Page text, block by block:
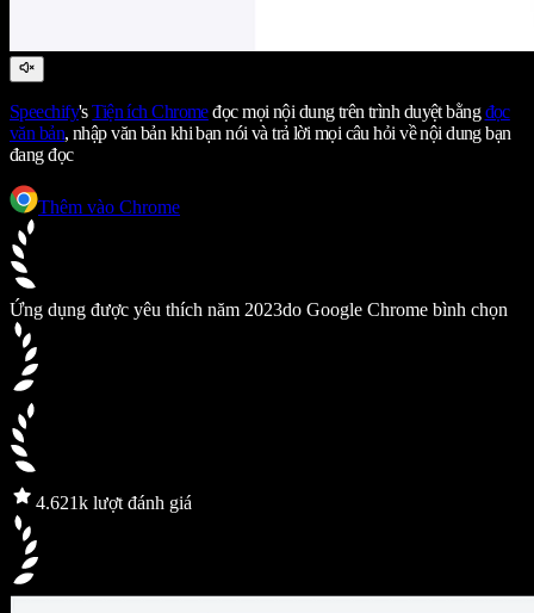
Speechify'sTiện ích Chromeđọc mọi nội dung trên trình duyệt bằngđọc
văn bản, nhập văn bản khi bạn nói và trả lời mọi câu hỏi về nội dung bạn
đang đọc
Thêm vào Chrome
Ứng dụng được yêu thích năm 2023do Google Chrome bình chọn
4.621k lượt đánh giá